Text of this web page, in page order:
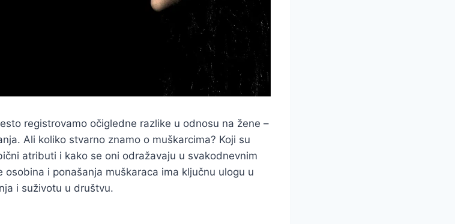
registrovamo očigledne razlike u odnosu na žene –
Ali koliko stvarno znamo o muškarcima? Koji su
atributi i kako se oni odražavaju u svakodnevnim
osobina i ponašanja muškaraca ima ključnu ulogu u
i suživotu u društvu.